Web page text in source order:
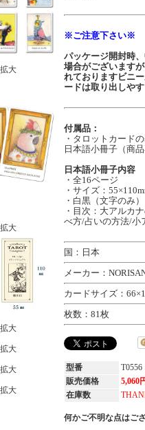
大
大
大
大
大
大
※ご注意下さい※
パッケージ開封時
場合がございます
れておりますビニ
ードは取り出しやす
付属品：
・タロットカード
日本語小冊子（商
日本語小冊子内容
・全16ページ
・サイズ：
・白黒（文字のみ）
・目次：大アルカ
べ方/占いの方法/小
国：日本
メーカー：
カードサイズ：
枚数：81枚
型番
T0556
販売価格
5,060
在庫数
何かご不明な点はご